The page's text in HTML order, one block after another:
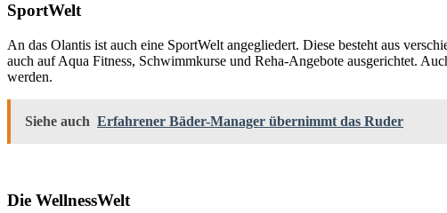
SportWelt
An das Olantis ist auch eine SportWelt angegliedert. Diese besteht aus
auch auf Aqua Fitness, Schwimmkurse und Reha-Angebote ausgerichtet.
werden.
Siehe auch Erfahrener Bäder-Manager übernimmt das Ruder
Die WellnessWelt